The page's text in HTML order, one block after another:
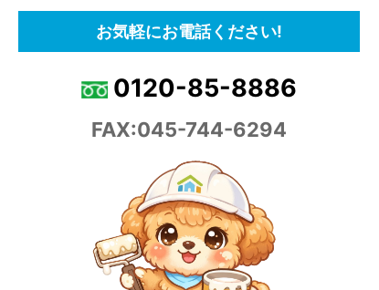
お気軽にお電話ください!
0120-85-8886
FAX:045-744-6294